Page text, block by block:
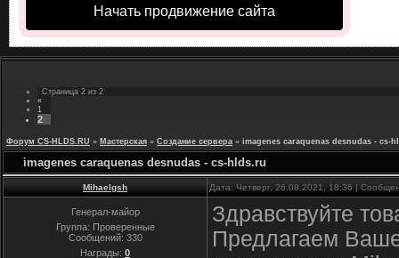
Начать продвижение сайта
Страница 2 из 2
«
1
2
Форум CS-HLDS.RU » Мастерская » Создание сервера » imagenes caraquenas desnudas - cs-
imagenes caraquenas desnudas - cs-hlds.ru
Mihaelgsh Дата: Четверг, 26.08.2021, 18:36 |
Генерал-майор
Группа: Проверенные
Сообщений: 330
Награды: 0
Здравствуйте
Предлагаем